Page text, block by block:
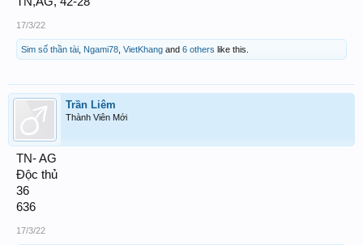
17/3/22
Sim số thần tài Ngami78 VietKhang and 6 others like this.
Trần Liêm
Thành Viên Mới
TN- AG
Độc thủ
36
636
17/3/22